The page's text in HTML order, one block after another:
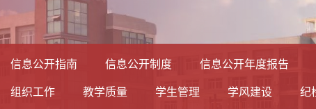
信息公开指南 信息公开制度 信息公开年度报告
组织工作 教学质量 学生管理 学风建设 纪